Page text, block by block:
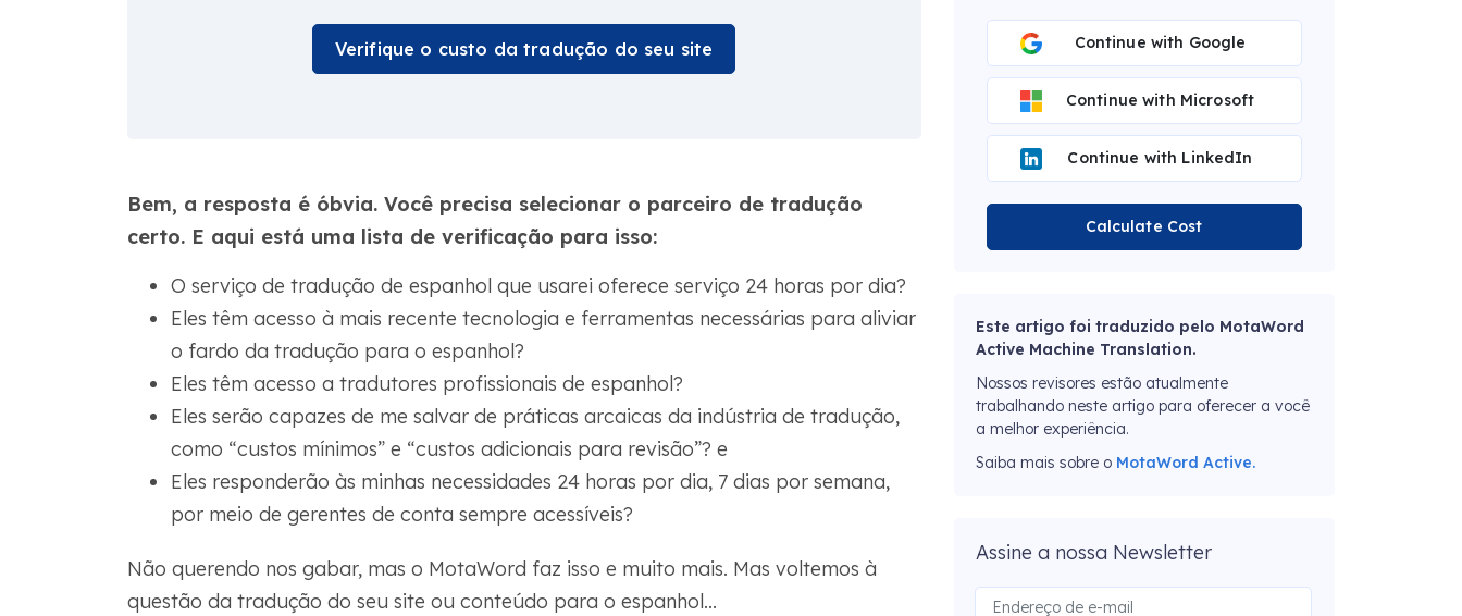
Verifique o custo da tradução do seu site
Bem, a resposta é óbvia. Você precisa selecionar o parceiro de tradução
certo. E aqui está uma lista de verificação para isso:
O serviço de tradução de espanhol que usarei oferece serviço 24 horas por dia?
Eles têm acesso à mais recente tecnologia e ferramentas necessárias para aliviar
o fardo da tradução para o espanhol?
Eles têm acesso a tradutores profissionais de espanhol?
Eles serão capazes de me salvar de práticas arcaicas da indústria de tradução,
como “custos mínimos” e “custos adicionais para revisão”? e
Eles responderão às minhas necessidades 24 horas por dia, 7 dias por semana,
por meio de gerentes de conta sempre acessíveis?
Não querendo nos gabar, mas o MotaWord faz isso e muito mais. Mas voltemos à
questão da tradução do seu site ou conteúdo para o espanhol...
Continue with Google
Continue with Microsoft
Continue with LinkedIn
Calculate Cost
Este artigo foi traduzido pelo MotaWord
Active Machine Translation.
Nossos revisores estão atualmente
trabalhando neste artigo para oferecer a você
a melhor experiência.
Saiba mais sobre o MotaWord Active.
Assine a nossa Newsletter